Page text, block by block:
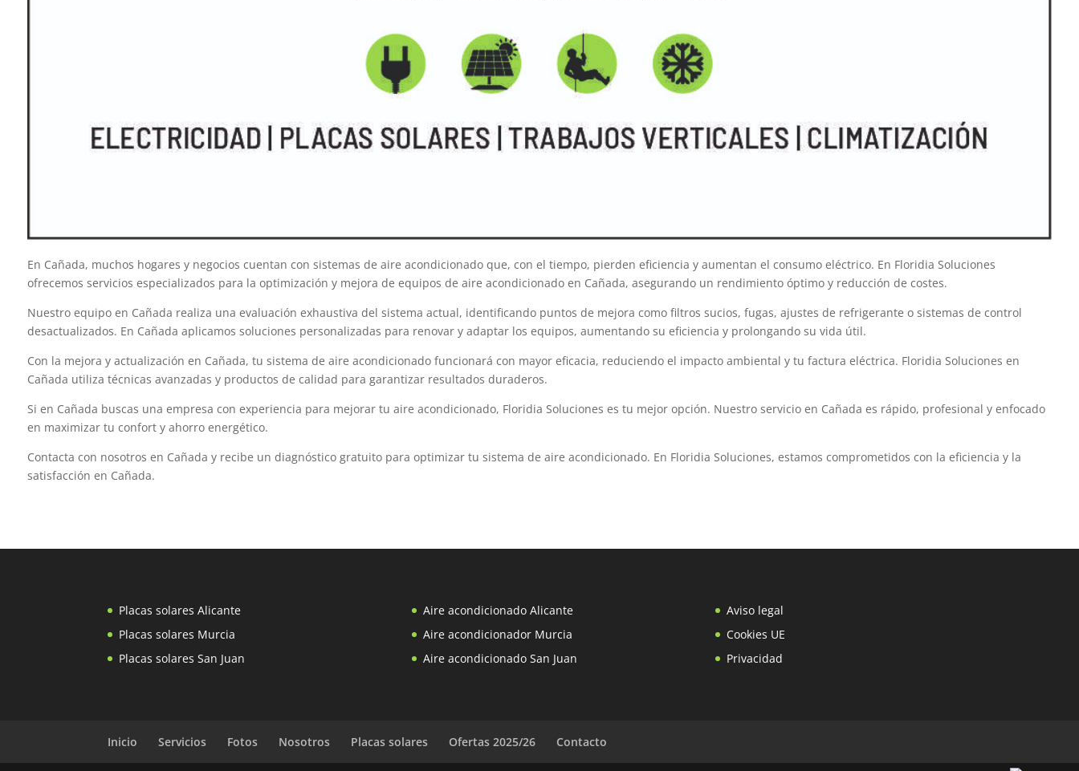
En Cañada, muchos hogares y negocios cuentan con sistemas de aire acondicionado que, con el tiempo, pierden eficiencia y aumentan el consumo eléctrico. En Floridia Soluciones
ofrecemos servicios especializados para la optimización y mejora de equipos de aire acondicionado en Cañada, asegurando un rendimiento óptimo y reducción de costes.
Nuestro equipo en Cañada realiza una evaluación exhaustiva del sistema actual, identificando puntos de mejora como filtros sucios, fugas, ajustes de refrigerante o sistemas de control
desactualizados. En Cañada aplicamos soluciones personalizadas para renovar y adaptar los equipos, aumentando su eficiencia y prolongando su vida útil.
Con la mejora y actualización en Cañada, tu sistema de aire acondicionado funcionará con mayor eficacia, reduciendo el impacto ambiental y tu factura eléctrica. Floridia Soluciones en
Cañada utiliza técnicas avanzadas y productos de calidad para garantizar resultados duraderos.
Si en Cañada buscas una empresa con experiencia para mejorar tu aire acondicionado, Floridia Soluciones es tu mejor opción. Nuestro servicio en Cañada es rápido, profesional y enfocado
en maximizar tu confort y ahorro energético.
Contacta con nosotros en Cañada y recibe un diagnóstico gratuito para optimizar tu sistema de aire acondicionado. En Floridia Soluciones, estamos comprometidos con la eficiencia y la
satisfacción en Cañada.
Placas solares Alicante
Placas solares Murcia
Placas solares San Juan
Aire acondicionado Alicante
Aire acondicionador Murcia
Aire acondicionado San Juan
Aviso legal
Cookies UE
Privacidad
Inicio Servicios Fotos Nosotros Placas solares Ofertas 2025/26 Contacto